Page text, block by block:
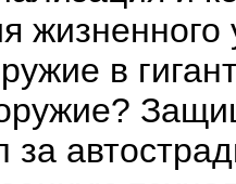
жизненного
в
за